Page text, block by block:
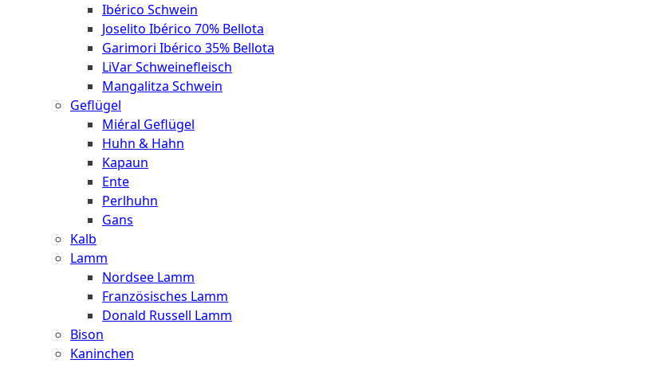
Ibérico Schwein
Joselito Ibérico 70% Bellota
Garimori Ibérico 35% Bellota
LiVar Schweinefleisch
Mangalitza Schwein
Geflügel
Miéral Geflügel
Huhn & Hahn
Kapaun
Ente
Perlhuhn
Gans
Kalb
Lamm
Nordsee Lamm
Französisches Lamm
Donald Russell Lamm
Bison
Kaninchen